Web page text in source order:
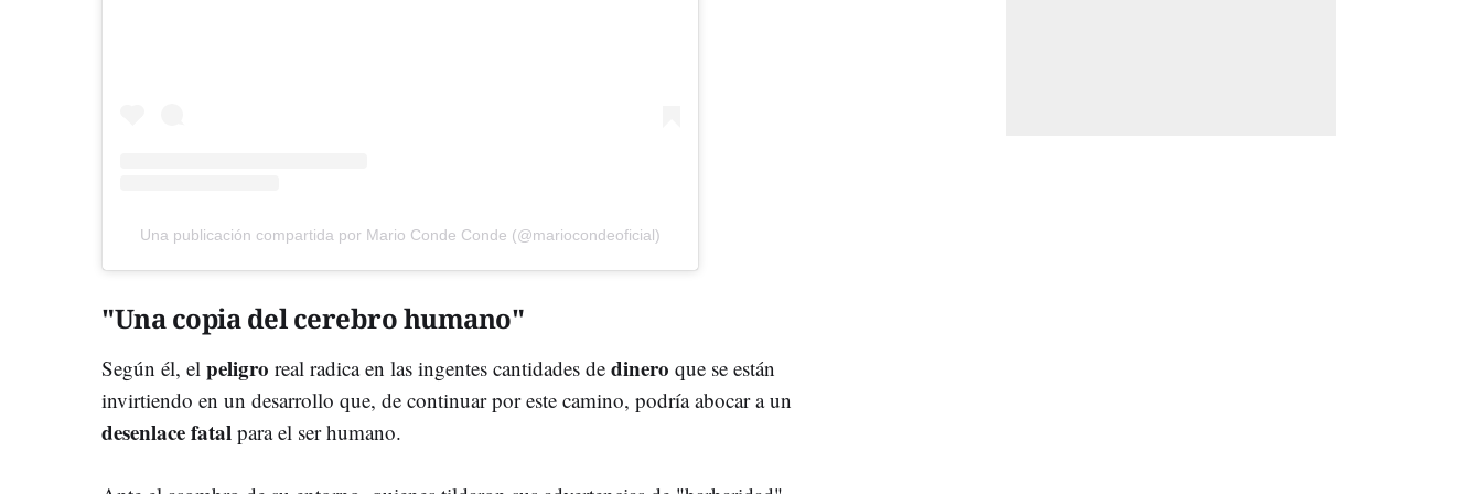
Una publicación compartida por Mario Conde Conde (@mariocondeoficial)
"Una copia del cerebro humano"
Según él, el peligro real radica en las ingentes cantidades de dinero que se están
invirtiendo en un desarrollo que, de continuar por este camino, podría abocar a un
desenlace fatal para el ser humano.